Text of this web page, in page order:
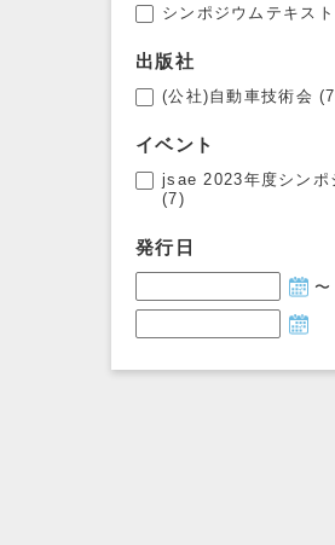
シンポジウムテキスト
出版社
(公社)自動車技術会
イベント
jsae 2023年度シンポ
(7)
発行日
〜